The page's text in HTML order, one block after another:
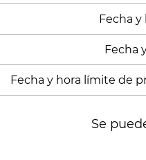
Fecha y
Fecha
Fecha y hora límite de
Se